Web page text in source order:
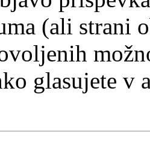
(ali strani
glasujete v